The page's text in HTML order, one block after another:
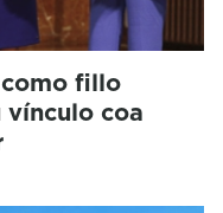
fillo
coa